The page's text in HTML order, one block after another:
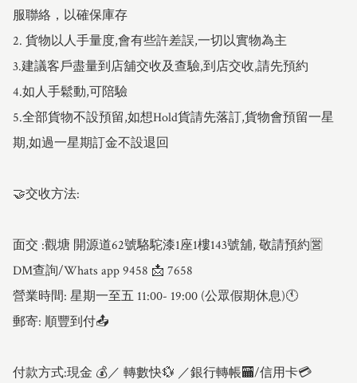
服聯絡，以確保庫存
2. 貨物以人手量度,會有些許差誤,一切以實物為主
3.建議客戶盡量到店舖交收及查驗,到店交收,請先預約
4.如人手鬆動,可陪驗
5.全部貨物不設預留,如想Hold貨請先落訂,貨物會預留一星
期,如過一星期訂金不設退回
🤝交收方法:
面交 :觀塘 開源道62號駱駝漆1座1樓143號舖, 敬請預約🈺
DM查詢/Whats app 9458 📩 7658
營業時間: 星期一至五 11:00- 19:00 (公眾假期休息)🕚
郵寄: 順豐到付📤
付款方式:現金 💰／ 轉數快💱 ／銀行轉帳🏧/信用卡💳